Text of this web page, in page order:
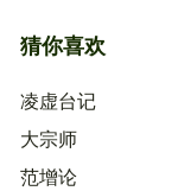
猜你喜欢
凌虚台记
大宗师
范增论